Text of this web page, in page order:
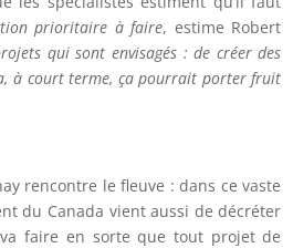
prioritaire à faire, estime Robert
qui sont envisagés : de créer des
à court terme, ça pourrait porter fruit
rencontre le fleuve : dans ce vaste
du Canada vient aussi de décréter
faire en sorte que tout projet de